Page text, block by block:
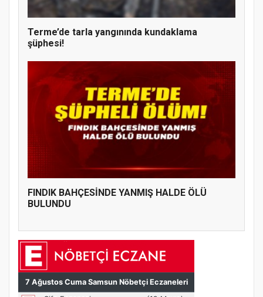
Terme’de tarla yangınında kundaklama
şüphesi!
FINDIK BAHÇESİNDE YANMIŞ HALDE ÖLÜ
BULUNDU